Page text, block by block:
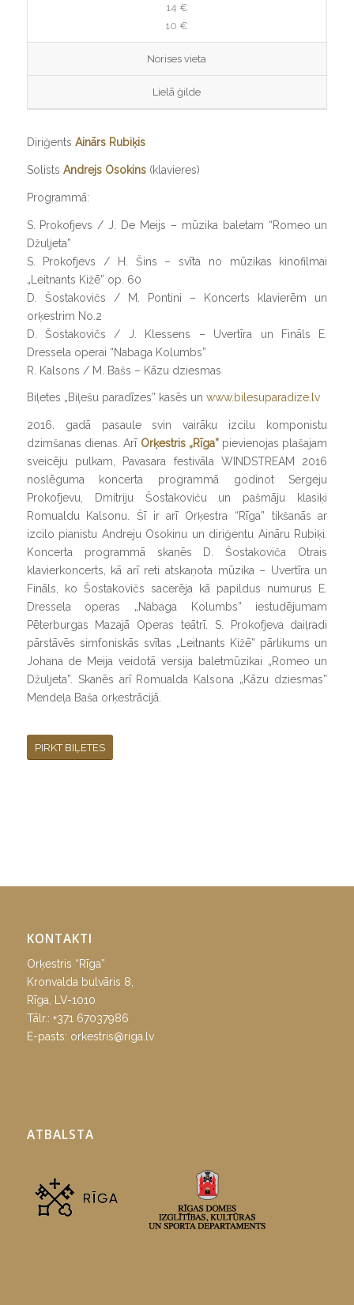
14 €
10 €
Norises vieta
Lielā ģilde
Diriģents Ainārs Rubiķis
Solists Andrejs Osokins(klavieres)
Programmā:
S. Prokofjevs / J. De Meijs – mūzika baletam “Romeo un
Džuljeta”
S. Prokofjevs / H. Šins – svīta no mūzikas kinofilmai
„Leitnants Kižē” op. 60
D. Šostakovičs / M. Pontini – Koncerts klavierēm un
orķestrim No.2
D. Šostakovičs / J. Klessens – Uvertīra un Fināls E.
Dressela operai “Nabaga Kolumbs”
R. Kalsons / M. Bašs – Kāzu dziesmas
Biļetes „Biļešu paradīzes” kasēs un www.bilesuparadize.lv
2016. gadā pasaule svin vairāku izcilu komponistu
dzimšanas dienas. Arī Orķestris „Rīga”pievienojas plašajam
sveicēju pulkam, Pavasara festivāla WINDSTREAM 2016
noslēguma koncerta programmā godinot Sergeju
Prokofjevu, Dmitriju Šostakoviču un pašmāju klasiķi
Romualdu Kalsonu. Šī ir arī Orķestra “Rīga” tikšanās ar
izcilo pianistu Andreju Osokinu un diriģentu Aināru Rubiķi.
Koncerta programmā skanēs D. Šostakoviča Otrais
klavierkoncerts, kā arī reti atskaņota mūzika – Uvertīra un
Fināls, ko Šostakovičs sacerēja kā papildus numurus E.
Dressela operas „Nabaga Kolumbs” iestudējumam
Pēterburgas Mazajā Operas teātrī. S. Prokofjeva daiļradi
pārstāvēs simfoniskās svītas „Leitnants Kižē” pārlikums un
Johana de Meija veidotā versija baletmūzikai „Romeo un
Džuljeta”. Skanēs arī Romualda Kalsona „Kāzu dziesmas”
Mendeļa Baša orķestrācijā.
PIRKT BIĻETES
KONTAKTI
Orķestris “Rīga”
Kronvalda bulvāris 8,
Rīga, LV-1010
Tālr.: +371 67037986
E-pasts: orkestris@riga.lv
ATBALSTA